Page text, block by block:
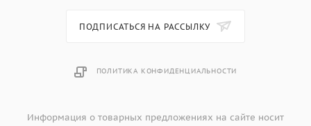
ПОДПИСАТЬСЯ НА РАССЫЛКУ
ПОЛИТИКА КОНФИДЕНЦИАЛЬНОСТИ
Информация о товарных предложениях на сайте носит